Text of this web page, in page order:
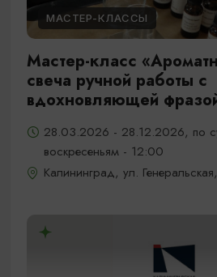
МАСТЕР-КЛАССЫ
Мастер-класс
свеча ручной работы с
вдохновляющей
28.03.2026 - 28.12.2026, по
воскресеньям - 12:00
Калининград, ул.